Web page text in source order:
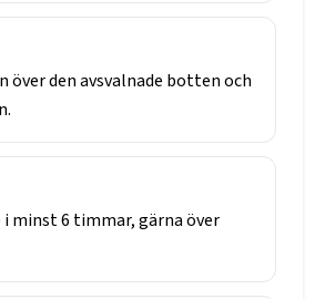
överdenavsvalnade bottenoch
iminst6 timmar,gärnaöver